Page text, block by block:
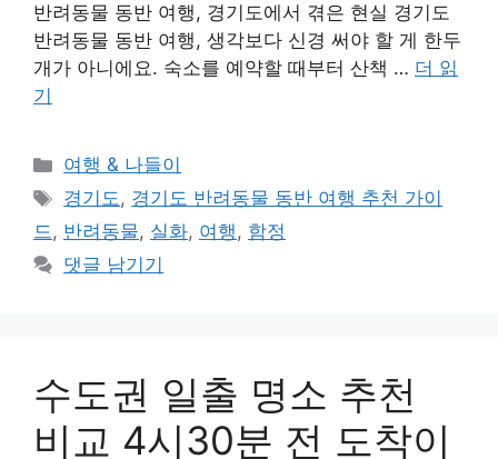
반려동물 동반 여행, 경기도에서 겪은 현실 경기도
반려동물 동반 여행, 생각보다 신경 써야 할 게 한두
개가 아니에요. 숙소를 예약할 때부터 산책 … 더 읽
기
카
테
리
여행 & 나들이
태
그
경기도, 경기도 반려동물 동반 여행 추천 가이
드, 반려동물, 실화, 여행, 함정
댓글 남기기
수도권 일출 명소 추천
비교 4시30분 전 도착이